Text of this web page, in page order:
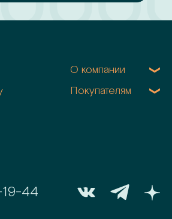
О компании
Покупателям
44